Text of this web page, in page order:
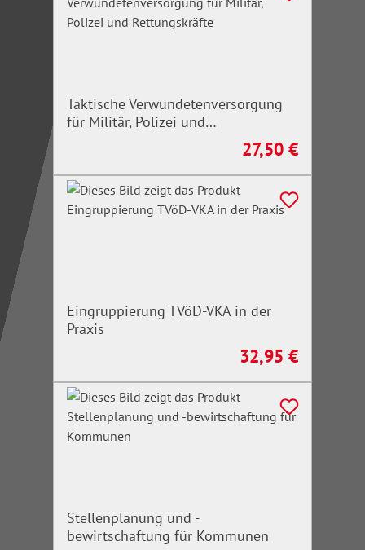
Taktische Verwundetenversorgung
für Militär, Polizei und
Regulärer Preis:
27,50 €
Eingruppierung TVöD-VKA in der
Praxis
Regulärer Preis:
32,95 €
Stellenplanung und -
bewirtschaftung für Kommunen